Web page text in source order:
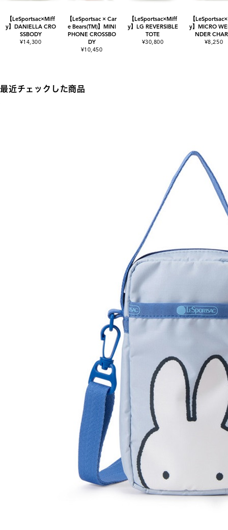
【LeSportsac×Miff
y】DANIELLA CRO
SSBODY
¥14,300
【LeSportsac × Car
e Bears(TM)】MINI
PHONE CROSSBO
DY
¥10,450
【LeSportsac×Miff
y】LG REVERSIBLE
TOTE
¥30,800
【
y】MICRO
NDER
¥8,250
最近チェックした商品